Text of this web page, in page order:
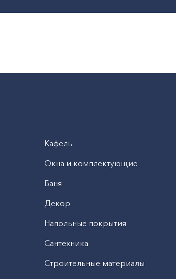
Кафель
Окна и комплектующие
Баня
Декор
Напольные покрытия
Сантехника
Строительные материалы